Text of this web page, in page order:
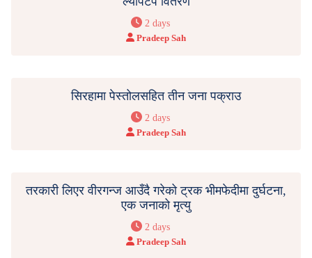
2 days
Pradeep Sah
सिरहामा पेस्तोलसहित तीन जना पक्राउ
2 days
Pradeep Sah
तरकारी लिएर वीरगन्ज आउँदै गरेको ट्रक भीमफेदीमा दुर्घटना,
एक जनाको मृत्यु
2 days
Pradeep Sah